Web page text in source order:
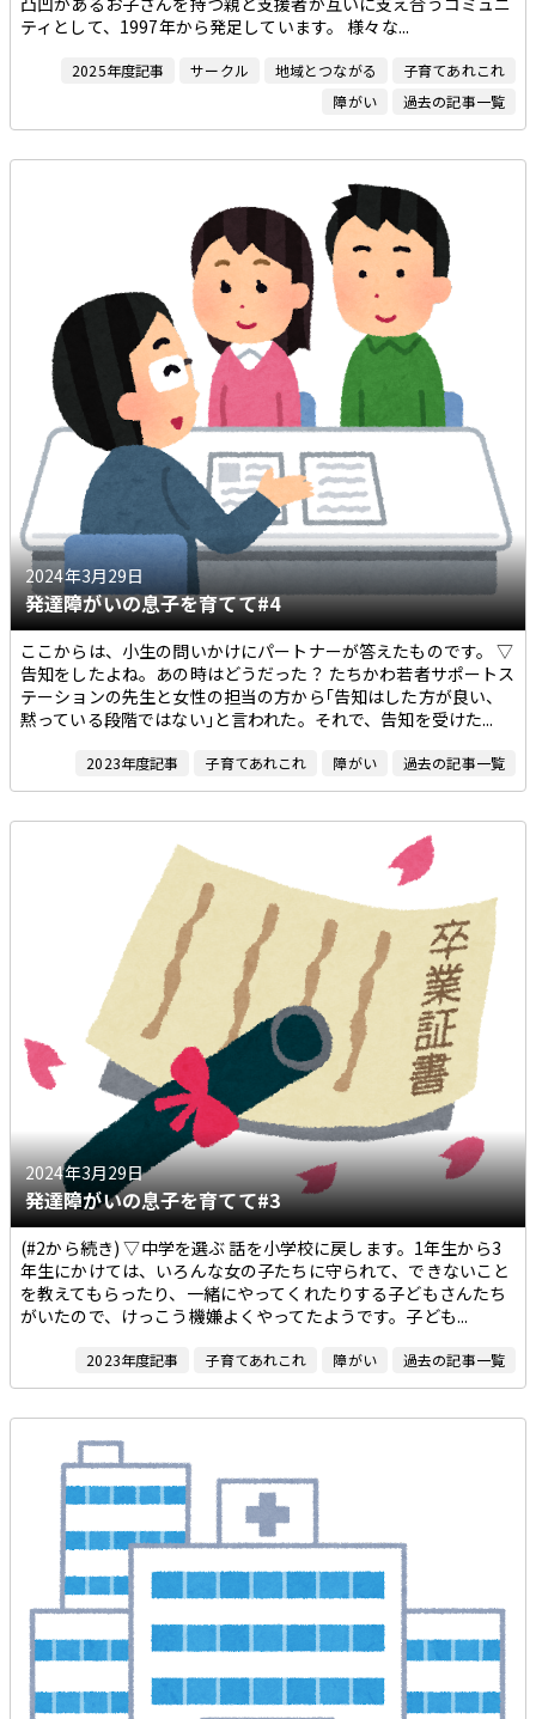
ティとして、1997年から発足しています。 様々な...
2025年度記事 サークル 地域とつながる
子育てあれこれ
障がい
過去の記事一覧
2024年3月29日
発達障がいの息子を育てて#4
ここからは、小生の問いかけにパートナーが答えたものです。 ▽
告知をしたよね。あの時はどうだった？ たちかわ若者サポートス
テーションの先生と女性の担当の方から｢告知はした方が良い、
黙っている段階ではない｣と言われた。それで、告知を受けた...
2023年度記事 子育てあれこれ 障がい 過去の記事一覧
2024年3月29日
発達障がいの息子を育てて#3
(#2から続き) ▽中学を選ぶ 話を小学校に戻します。1年生から3
年生にかけては、いろんな女の子たちに守られて、できないこと
を教えてもらったり、一緒にやってくれたりする子どもさんたち
がいたので、けっこう機嫌よくやってたようです。子ども...
2023年度記事 子育てあれこれ 障がい 過去の記事一覧